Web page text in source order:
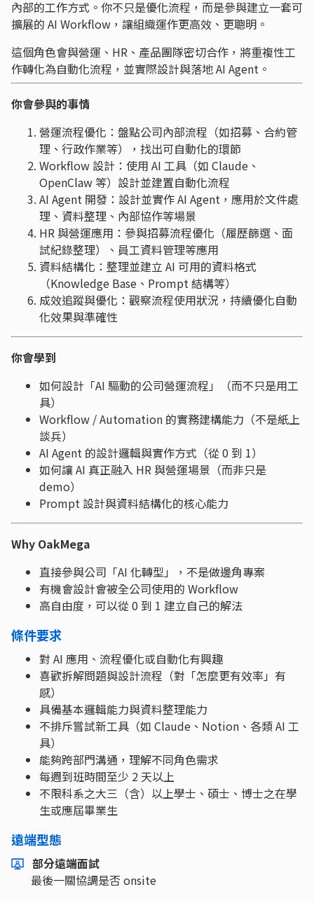
內部的工作方式。你不只是優化流程，而是參與建立一套可
擴展的 AI Workflow，讓組織運作更高效、更聰明。
這個角色會與營運、HR、產品團隊密切合作，將重複性工
作轉化為自動化流程，並實際設計與落地 AI Agent。
你會參與的事情
營運流程優化：盤點公司內部流程（如招募、合約管
理、行政作業等），找出可自動化的環節
Workflow 設計：使用 AI 工具（如 Claude、
OpenClaw 等）設計並建置自動化流程
AI Agent 開發：設計並實作 AI Agent，應用於文件處
理、資料整理、內部協作等場景
HR 與營運應用：參與招募流程優化（履歷篩選、面
試紀錄整理）、員工資料管理等應用
資料結構化：整理並建立 AI 可用的資料格式
（Knowledge Base、Prompt 結構等）
成效追蹤與優化：觀察流程使用狀況，持續優化自動
化效果與準確性
你會學到
如何設計「AI 驅動的公司營運流程」（而不只是用工
具）
Workflow / Automation 的實務建構能力（不是紙上
談兵）
AI Agent 的設計邏輯與實作方式（從 0 到 1）
如何讓 AI 真正融入 HR 與營運場景（而非只是
demo）
Prompt 設計與資料結構化的核心能力
Why OakMega
直接參與公司「AI 化轉型」，不是做邊角專案
有機會設計會被全公司使用的 Workflow
高自由度，可以從 0 到 1 建立自己的解法
條件要求
對 AI 應用、流程優化或自動化有興趣
喜歡拆解問題與設計流程（對「怎麼更有效率」有
感）
具備基本邏輯能力與資料整理能力
不排斥嘗試新工具（如 Claude、Notion、各類 AI 工
具）
能夠跨部門溝通，理解不同角色需求
每週到班時間至少 2 天以上
不限科系之大三（含）以上學士、碩士、博士之在學
生或應屆畢業生
遠端型態
部分遠端面試
最後一關協調是否 onsite